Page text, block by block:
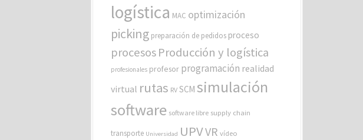
logística MAC optimización
picking preparación de pedidos proceso
procesosProducción y logística
profesionales profesor programación realidad
virtual rutas RV SCM simulación
software software libre supply chain
transporte Universidad UPVVR vídeo